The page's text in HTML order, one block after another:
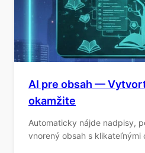
AI pre obsah —
okamžite
Automaticky nájde nadpisy,
vnorený obsah s klikateľnými